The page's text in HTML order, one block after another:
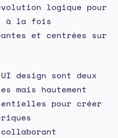
logique pour
à la fois
et centrées sur
design sont deux
mais hautement
pour créer